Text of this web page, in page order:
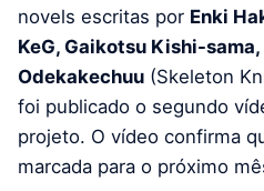
novels escritas por Enki
KeG, Gaikotsu Kishi-
Odekakechuu (Skeleton
foi publicado o segundo
projeto. O vídeo confirma
marcada para o próximo